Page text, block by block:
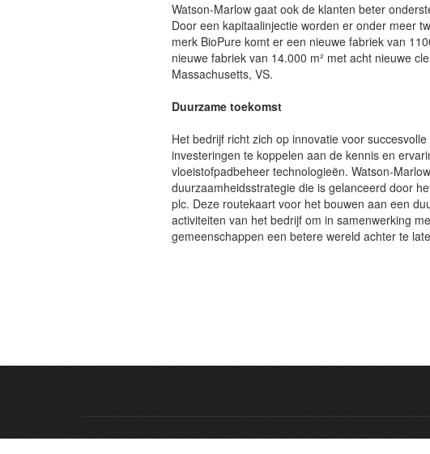
Watson-Marlow gaat ook de klanten beter
Door een kapitaalinjectie worden er onder meer
merk BioPure komt er een nieuwe fabriek van
nieuwe fabriek van 14.000 m² met acht nieuwe
Massachusetts, VS.
Duurzame toekomst
Het bedrijf richt zich op innovatie voor
investeringen te koppelen aan de kennis en
vloeistofpadbeheer technologieën. Watson-
duurzaamheidsstrategie die is gelanceerd door
plc. Deze routekaart voor het bouwen aan een
activiteiten van het bedrijf om in samenwerking
gemeenschappen een betere wereld achter te